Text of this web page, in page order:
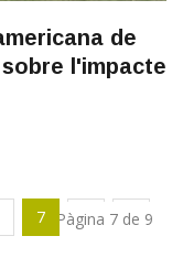
de
l'impacte
7 8 9
Pàgina 7 de 9